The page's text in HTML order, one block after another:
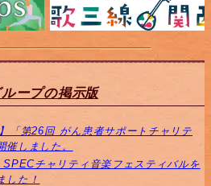
ープの掲示版
】「第26回 がん患者サポートチャリテ
催しました。
SPECチャリティ音楽フェスティバルを
した！